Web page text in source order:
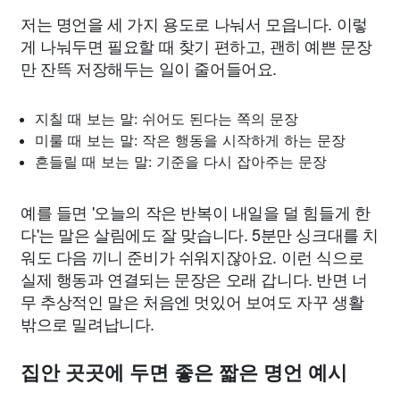
저는 명언을 세 가지 용도로 나눠서 모읍니다. 이렇
게 나눠두면 필요할 때 찾기 편하고, 괜히 예쁜 문장
만 잔뜩 저장해두는 일이 줄어들어요.
지칠 때 보는 말: 쉬어도 된다는 쪽의 문장
미룰 때 보는 말: 작은 행동을 시작하게 하는 문장
흔들릴 때 보는 말: 기준을 다시 잡아주는 문장
예를 들면 '오늘의 작은 반복이 내일을 덜 힘들게 한
다'는 말은 살림에도 잘 맞습니다. 5분만 싱크대를 치
워도 다음 끼니 준비가 쉬워지잖아요. 이런 식으로
실제 행동과 연결되는 문장은 오래 갑니다. 반면 너
무 추상적인 말은 처음엔 멋있어 보여도 자꾸 생활
밖으로 밀려납니다.
집안 곳곳에 두면 좋은 짧은 명언 예시